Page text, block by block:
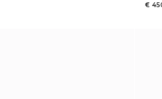
€